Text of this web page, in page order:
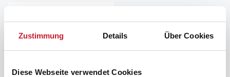
Zustimmung Details Über Cookies
Diese Webseite verwendet Cookies